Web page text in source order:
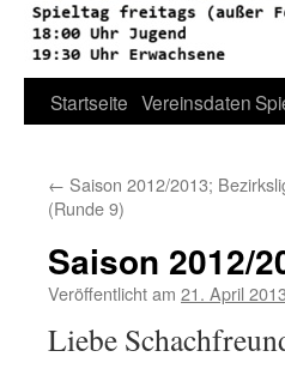
Startseite Vereinsdaten
← Saison 2012/2013;
(Runde 9)
Saison 2012/
Veröffentlicht am 21. April 2013
Liebe